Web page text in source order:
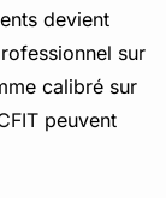
devient
sur
calibré sur
peuvent